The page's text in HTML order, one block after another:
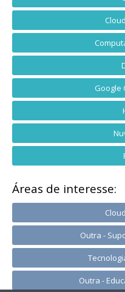
Google
Áreas de interesse:
Outra -
Outra -